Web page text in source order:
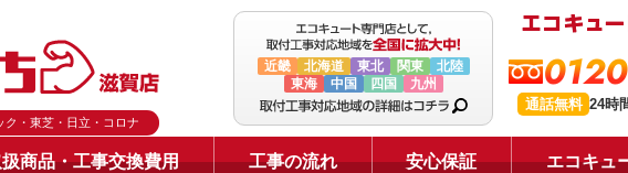
ク・東芝・日立・コロナ
近畿 北海道 東北 関東
北陸
東海
中国 四国 九州
通話無料 24時
商品・工事交換費用 工事の流れ 安心保証 エコキュ